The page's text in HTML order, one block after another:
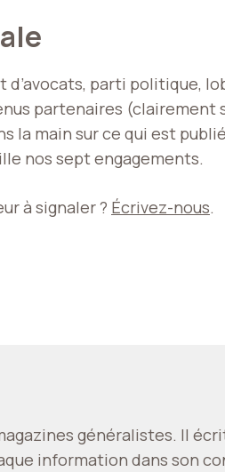
d’avocats, parti politique,
partenaires (clairement
la main sur ce qui est
nos sept engagements.
à signaler ? Écrivez-nous.
généralistes. Il
information dans son